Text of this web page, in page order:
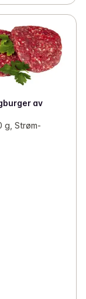
av
g, Strøm-